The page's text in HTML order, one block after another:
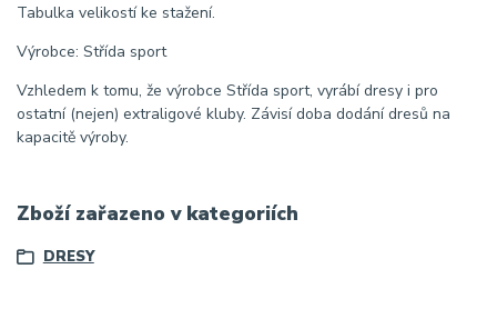
Tabulka velikostí ke stažení.
Výrobce: Střída sport
Vzhledem k tomu, že výrobce Střída sport, vyrábí dresy i pro
ostatní (nejen) extraligové kluby. Závisí doba dodání dresů na
kapacitě výroby.
Zboží zařazeno v kategoriích
DRESY